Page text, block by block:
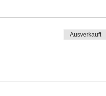
Ausverkauft